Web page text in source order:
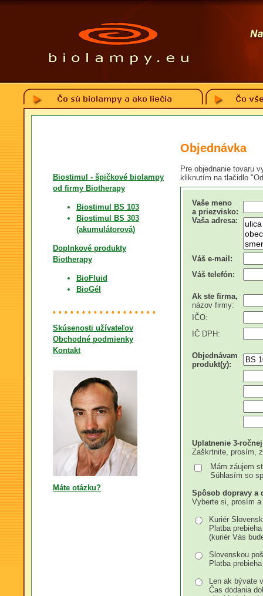
Biostimul - špičkové biolampy
od firmy Biotherapy
Biostimul BS 103
Biostimul BS 303
(akumulátorová)
Doplnkové produkty
Biotherapy
BioFluid
BioGél
Skúsenosti užívateľov
Obchodné podmienky
Kontakt
Máte otázku?
Objednávka
Pre objednanie tovaru
kliknutím na tlačidlo
Vaše meno
a priezvisko:
Vaša adresa:
Váš e-mail:
Váš telefón:
Ak ste firma,
názov firmy:
IČO:
IČ DPH:
Objednávam
produkt(y):
Uplatnenie 3-
Zaškrtnite, prosím,
Mám záujem
Súhlasím so
Spôsob dopravy a
Vyberte si, prosím
Kuriér
Platba
(kuriér Vás
Slovenskou
Platba
Len ak bývate
Čas dodania